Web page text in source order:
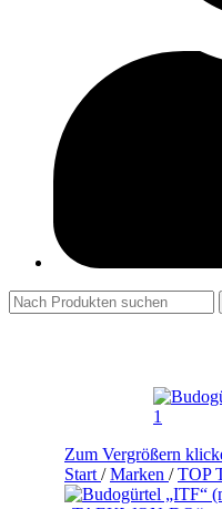
Zum Vergrößern
Start / Marken / TOP